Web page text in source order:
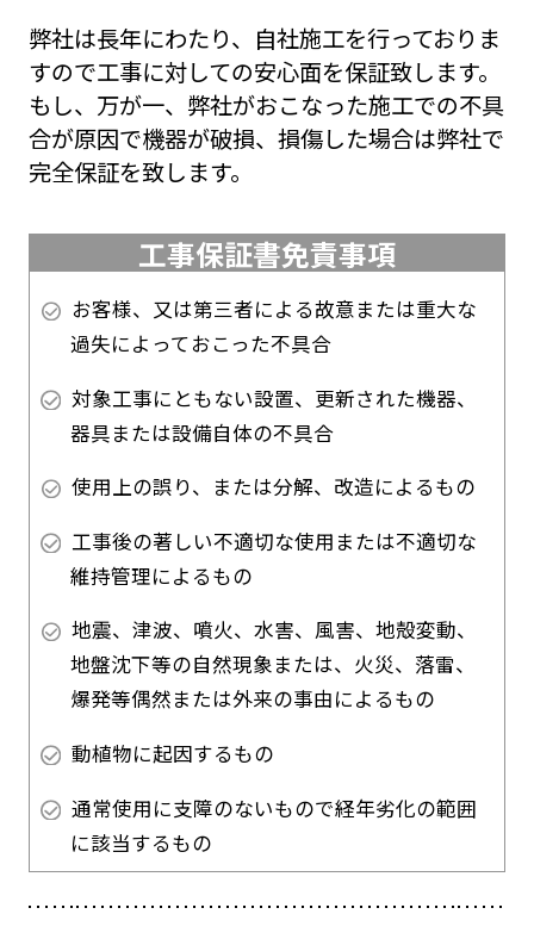
弊社は長年にわたり、自社施工を行っておりま
すので工事に対しての安心面を保証致します。
もし、万が一、弊社がおこなった施工での不具
合が原因で機器が破損、損傷した場合は弊社で
完全保証を致します。
工事保証書免責事項
お客様、又は第三者による故意または重大な
過失によっておこった不具合
対象工事にともない設置、更新された機器、
器具または設備自体の不具合
使用上の誤り、または分解、改造によるもの
工事後の著しい不適切な使用または不適切な
維持管理によるもの
地震、津波、噴火、水害、風害、地殻変動、
地盤沈下等の自然現象または、火災、落雷、
爆発等偶然または外来の事由によるもの
動植物に起因するもの
通常使用に支障のないもので経年劣化の範囲
に該当するもの